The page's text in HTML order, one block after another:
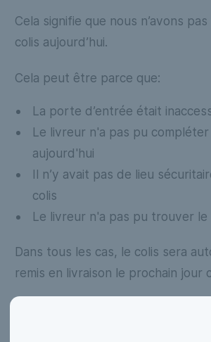
Cela signifie que nous n’avons
colis aujourd’hui.
Cela peut être parce que:
La porte d’entrée était
Le livreur n'a pas pu
aujourd'hui
Il n’y avait pas de lieu
colis
Le livreur n'a pas pu trouver le
Dans tous les cas, le colis sera
remis en livraison le prochain jour